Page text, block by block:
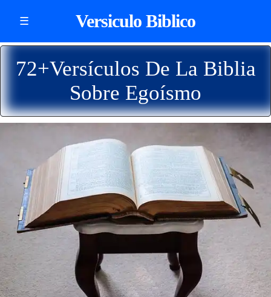
☰ Versiculo Biblico
72+Versículos De La Biblia
Sobre Egoísmo